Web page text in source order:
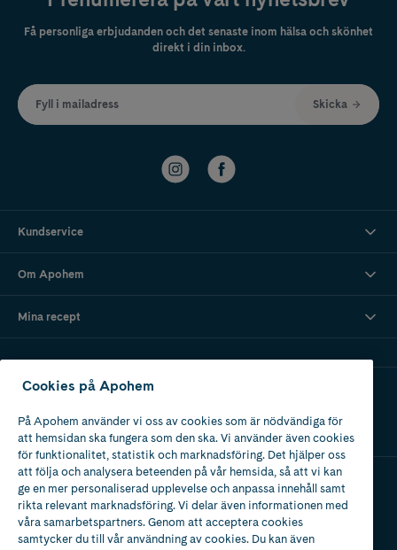
Få personliga erbjudanden och det senaste inom hälsa och skönhet
direkt i din inbox.
Fyll i mailadress Skicka
Kundservice
Om Apohem
Mina recept
Ladda ner vår app
Apotek med tillstånd
av Läkemedelsverket
Cookies på Apohem
På Apohem använder vi oss av cookies som är nödvändiga för
att hemsidan ska fungera som den ska. Vi använder även cookies
för funktionalitet, statistik och marknadsföring. Det hjälper oss
att följa och analysera beteenden på vår hemsida, så att vi kan
ge en mer personaliserad upplevelse och anpassa innehåll samt
rikta relevant marknadsföring. Vi delar även informationen med
våra samarbetspartners. Genom att acceptera cookies
samtycker du till vår användning av cookies. Du kan även